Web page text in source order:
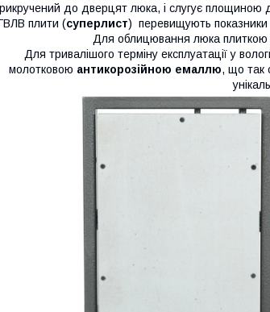
до дверцят люка, і слугує площиною
плити (суперлист) перевищують показники
Для облицювання люка плиткою
Для тривалішого терміну експлуатації у
молотковою антикорозійною емаллю, що так